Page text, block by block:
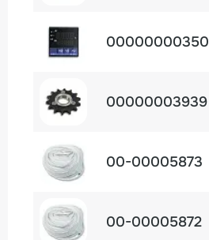
00000000350
00000003939
00-00005873
00-00005872